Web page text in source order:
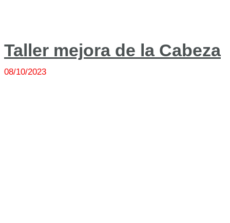
Taller mejora de la Cabeza
08/10/2023